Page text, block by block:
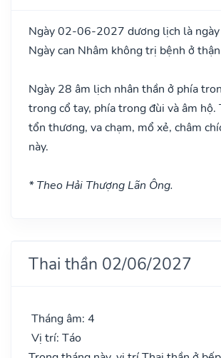
Ngày 02-06-2027 dương lịch là ngày
Ngày can Nhâm không trị bệnh ở
Ngày 28 âm lịch nhân thần ở phía
trong cổ tay, phía trong đùi và âm hộ.
tổn thương, va chạm, mổ xẻ, châm
này.
* Theo Hải Thượng Lãn Ông.
Thai thần 02/06/2027
Tháng âm: 4
Vị trí: Táo